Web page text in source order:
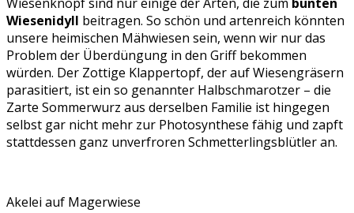
Wiesenidyll beitragen. So schön und artenreich könnten
unsere heimischen Mähwiesen sein, wenn wir nur das
Problem der Überdüngung in den Griff bekommen
würden. Der Zottige Klappertopf, der auf Wiesengräsern
parasitiert, ist ein so genannter Halbschmarotzer – die
Zarte Sommerwurz aus derselben Familie ist hingegen
selbst gar nicht mehr zur Photosynthese fähig und zapft
stattdessen ganz unverfroren Schmetterlingsblütler an.
Akelei auf Magerwiese